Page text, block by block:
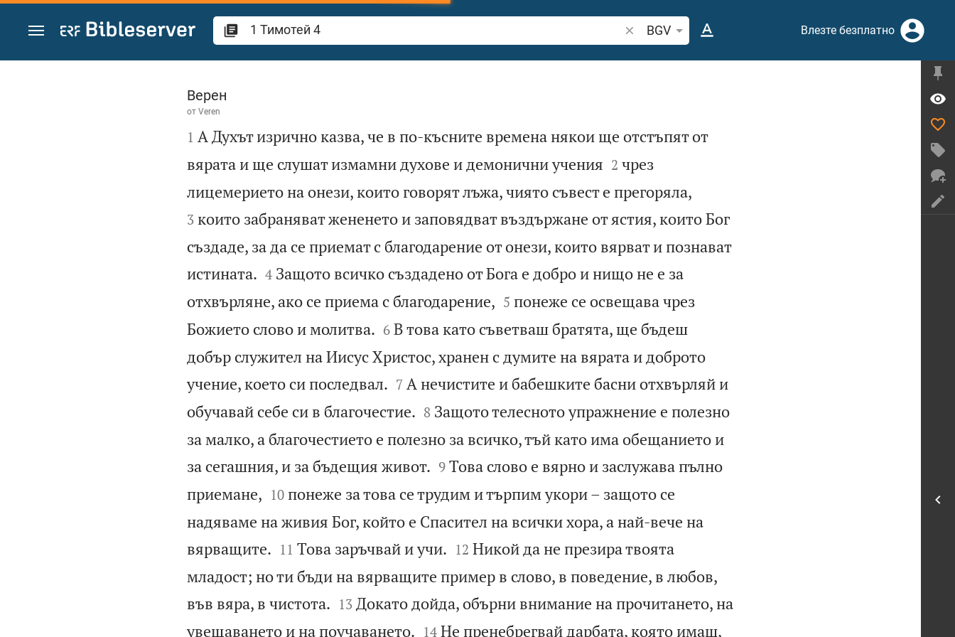
Преминете към съдържанието
Търсете стих или дума в Библията
BGV Влезте безплатно
1 Тимотей 4
Верен
от Veren

1 А Духът изрично казва, че в по-късните времена някои ще отстъпят от
вярата и ще слушат измамни духове и демонични учения
2 чрез
лицемерието на онези, които говорят лъжа, чиято съвест е прегоряла,
3 които забраняват жененето и заповядват въздържане от ястия, които Бог
създаде, за да се приемат с благодарение от онези, които вярват и познават
истината.
4 Защото всичко създадено от Бога е добро и нищо не е за
отхвърляне, ако се приема с благодарение,
5 понеже се освещава чрез
Божието слово и молитва.
6 В това като съветваш братята, ще бъдеш
добър служител на Иисус Христос, хранен с думите на вярата и доброто
учение, което си последвал.
7 А нечистите и бабешките басни отхвърляй и
обучавай себе си в благочестие.
8 Защото телесното упражнение е полезно
за малко, а благочестието е полезно за всичко, тъй като има обещанието и
за сегашния, и за бъдещия живот.
9 Това слово е вярно и заслужава пълно
приемане,
10 понеже за това се трудим и търпим укори – защото се
надяваме на живия Бог, който е Спасител на всички хора, а най-вече на
вярващите.
11 Това заръчвай и учи.
12 Никой да не презира твоята
младост; но ти бъди на вярващите пример в слово, в поведение, в любов,
във вяра, в чистота.
13 Докато дойда, обърни внимание на прочитането, на
увещаването и на поучаването.
14 Не пренебрегвай дарбата, която имаш,